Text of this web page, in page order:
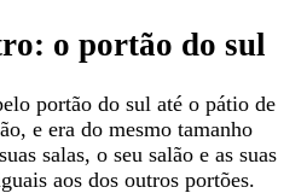
: o portão do sul
portão do sul até o pátio de
, e era do mesmo tamanho
suas salas, o seu salão e as suas
aos dos outros portões.